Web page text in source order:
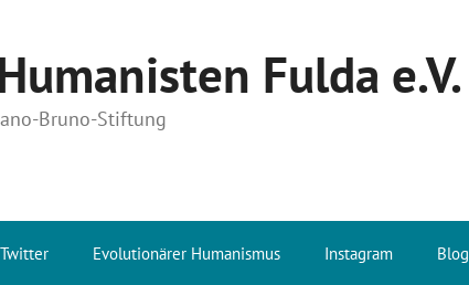
Fulda e.V.
Bruno-Stiftung
Twitter Evolutionärer Humanismus Instagram Blog